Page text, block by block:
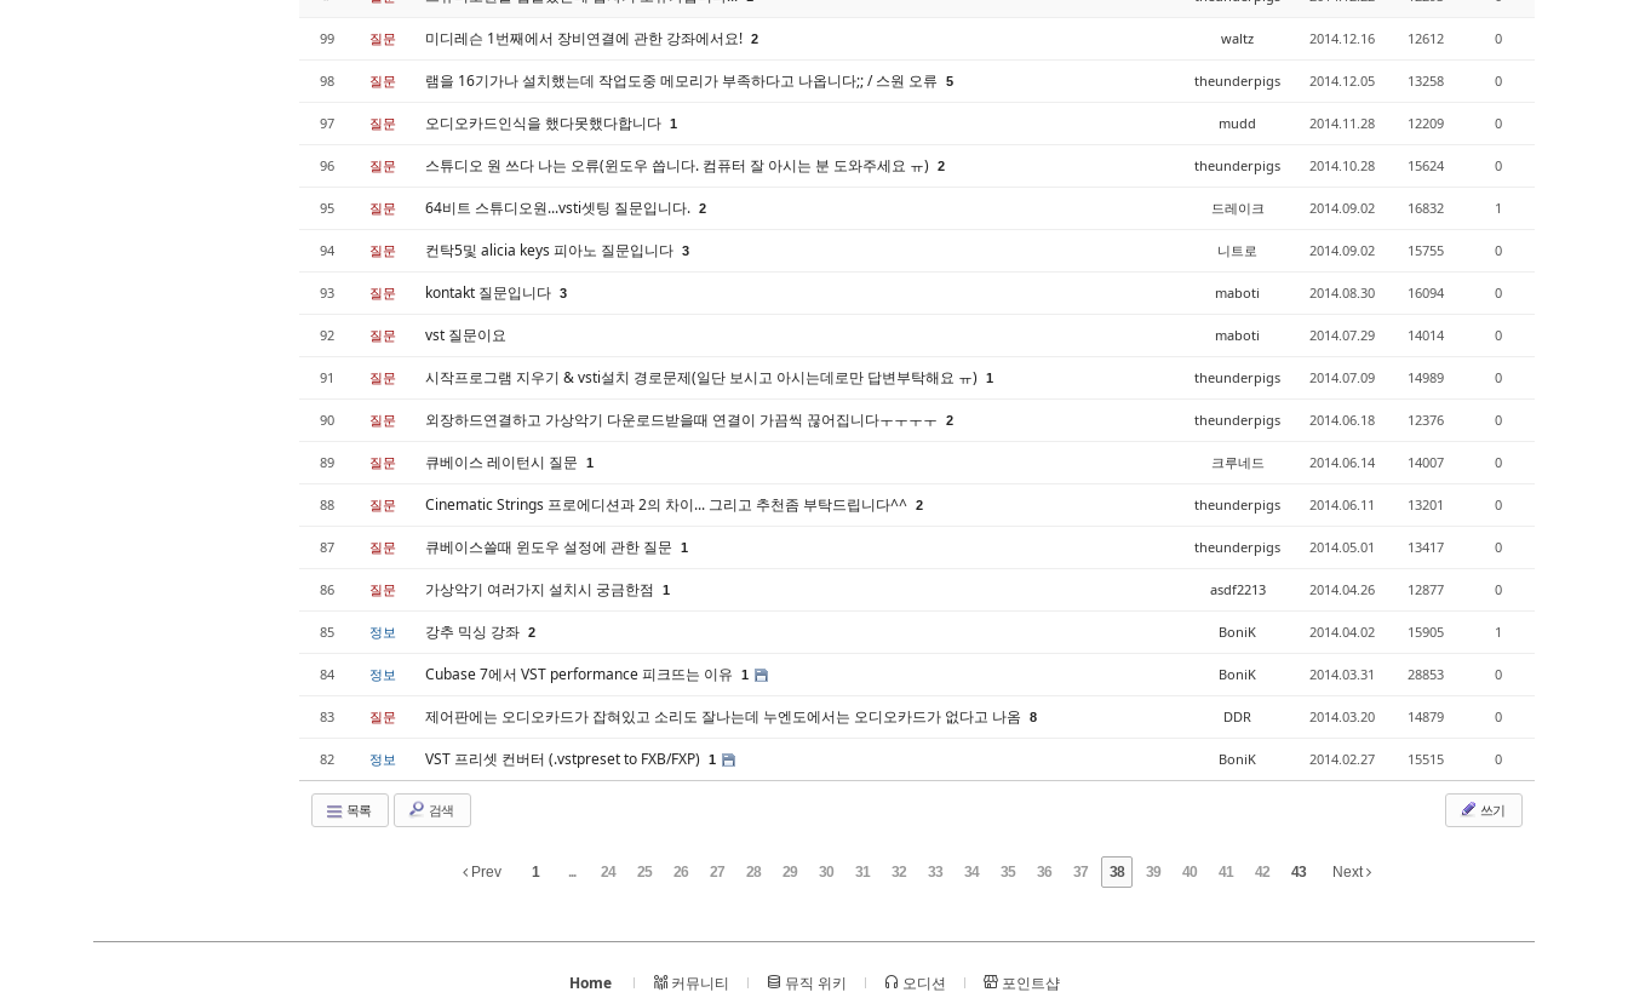
99 질문 미디레슨 1번째에서 장비연결에 관한 강좌에서요! 2 waltz 2014.12.16 12612 0
98 질문 램을 16기가나 설치했는데 작업도중 메모리가 부족하다고 나옵니다;; / 스원 오류 5 theunderpigs 2014.12.05 13258 0
97 질문 오디오카드인식을 했다못했다합니다 1 mudd 2014.11.28 12209 0
96 질문 스튜디오 원 쓰다 나는 오류(윈도우 씁니다. 컴퓨터 잘 아시는 분 도와주세요 ㅠ) 2 theunderpigs 2014.10.28 15624 0
95 질문 64비트 스튜디오원...vsti셋팅 질문입니다. 2 드레이크 2014.09.02 16832 1
94 질문 컨탁5및 alicia keys 피아노 질문입니다 3 니트로 2014.09.02 15755 0
93 질문 kontakt 질문입니다 3 maboti 2014.08.30 16094 0
92 질문 vst 질문이요 maboti 2014.07.29 14014 0
91 질문 시작프로그램 지우기 & vsti설치 경로문제(일단 보시고 아시는데로만 답변부탁해요 ㅠ) 1 theunderpigs 2014.07.09 14989 0
90 질문 외장하드연결하고 가상악기 다운로드받을때 연결이 가끔씩 끊어집니다ㅜㅜㅜㅜ 2 theunderpigs 2014.06.18 12376 0
89 질문 큐베이스 레이턴시 질문 1 크루네드 2014.06.14 14007 0
88 질문 Cinematic Strings 프로에디션과 2의 차이... 그리고 추천좀 부탁드립니다^^ 2 theunderpigs 2014.06.11 13201 0
87 질문 큐베이스쓸때 윈도우 설정에 관한 질문 1 theunderpigs 2014.05.01 13417 0
86 질문 가상악기 여러가지 설치시 궁금한점 1 asdf2213 2014.04.26 12877 0
85 정보 강추 믹싱 강좌 2 BoniK 2014.04.02 15905 1
84 정보 Cubase 7에서 VST performance 피크뜨는 이유 1 BoniK 2014.03.31 28853 0
83 질문 제어판에는 오디오카드가 잡혀있고 소리도 잘나는데 누엔도에서는 오디오카드가 없다고 나옴 8 DDR 2014.03.20 14879 0
82 정보 VST 프리셋 컨버터 (.vstpreset to FXB/FXP) 1 BoniK 2014.02.27 15515 0
목록 검색 쓰기
Prev 1 ... 24 25 26 27 28 29 30 31 32 33 34 35 36 37 38 39 40 41 42 43 Next
Home 커뮤니티 뮤직 위키 오디션 포인트샵